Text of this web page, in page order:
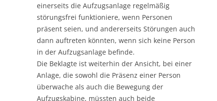
einerseits die Aufzugsanlage regelmäßig
störungsfrei funktioniere, wenn Personen
präsent seien, und andererseits Störungen auch
dann auftreten könnten, wenn sich keine Person
in der Aufzugsanlage befinde.
Die Beklagte ist weiterhin der Ansicht, bei einer
Anlage, die sowohl die Präsenz einer Person
überwache als auch die Bewegung der
Aufzugskabine, müssten auch beide